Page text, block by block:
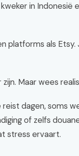
in Indonesië
platforms als Etsy.
Maar wees
dagen, soms
of zelfs
stress ervaart.